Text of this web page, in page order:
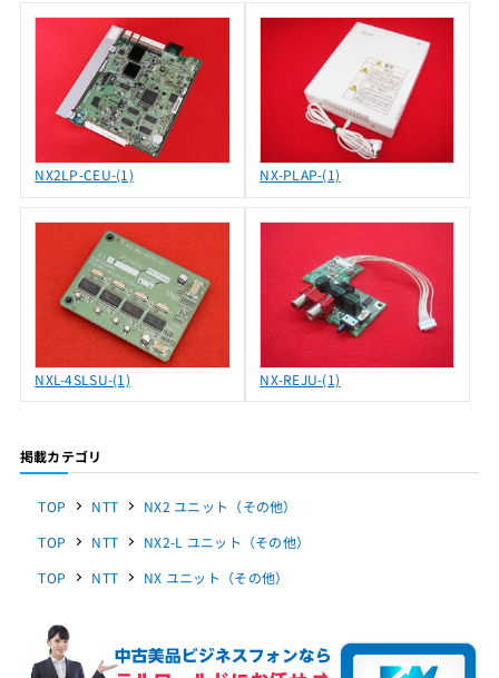
NX2LP-CEU-(1) NX-PLAP-(1)
NXL-4SLSU-(1) NX-REJU-(1)
掲載カテゴリ
TOP NTT
NX2 ユニット（その他）
TOP
NTT
NX2-L ユニット（その他）
TOP
NTT NX ユニット（その他）